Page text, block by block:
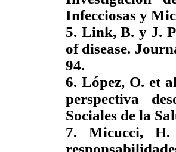
Infecciosas y
5. Link, B. y J.
of disease.
94.
6. López, O. et
perspectiva
Sociales de la
7. Micucci, H.